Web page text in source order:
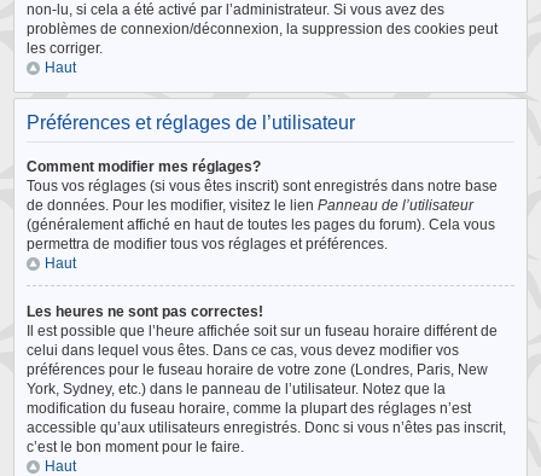
non-lu, si cela a été activé par l’administrateur. Si vous avez des
problèmes de connexion/déconnexion, la suppression des cookies peut
les corriger.
Haut
Préférences et réglages de l’utilisateur
Comment modifier mes réglages?
Tous vos réglages (si vous êtes inscrit) sont enregistrés dans notre base
de données. Pour les modifier, visitez le lienPanneau de l’utilisateur
(généralement affiché en haut de toutes les pages du forum). Cela vous
permettra de modifier tous vos réglages et préférences.
Haut
Les heures ne sont pas correctes!
Il est possible que l’heure affichée soit sur un fuseau horaire différent de
celui dans lequel vous êtes. Dans ce cas, vous devez modifier vos
préférences pour le fuseau horaire de votre zone (Londres, Paris, New
York, Sydney, etc.) dans le panneau de l’utilisateur. Notez que la
modification du fuseau horaire, comme la plupart des réglages n’est
accessible qu’aux utilisateurs enregistrés. Donc si vous n’êtes pas inscrit,
c’est le bon moment pour le faire.
Haut